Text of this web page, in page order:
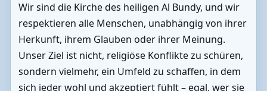
Wir sind die Kirche des heiligen Al Bundy, und wir
respektieren alle Menschen, unabhängig von ihrer
Herkunft, ihrem Glauben oder ihrer Meinung.
Unser Ziel ist nicht, religiöse Konflikte zu schüren,
sondern vielmehr, ein Umfeld zu schaffen, in dem
sich jeder wohl und akzeptiert fühlt – egal, wer sie